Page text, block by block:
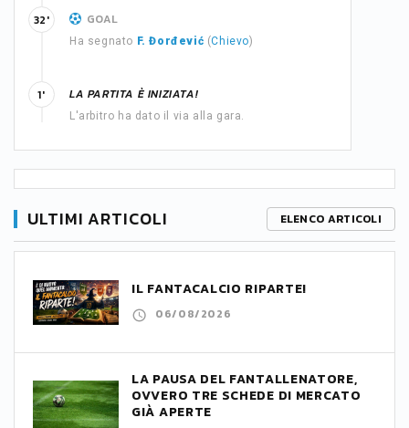
GOAL
Ha segnato F. Đorđević (Chievo)
32'
LA PARTITA È INIZIATA!
L'arbitro ha dato il via alla gara.
1'
ULTIMI ARTICOLI ELENCO ARTICOLI
IL FANTACALCIO RIPARTE!
06/08/2026
LA PAUSA DEL FANTALLENATORE,
OVVERO TRE SCHEDE DI MERCATO
GIÀ APERTE